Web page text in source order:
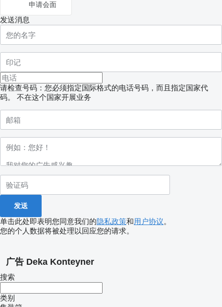
申请会面
发送消息
请检查号码：您必须指定国际格式的电话号码，而且指定国家代
码。
不在这个国家开展业务
单击此处即表明您同意我们的隐私政策和用户协议。
您的个人数据将被处理以回应您的请求。
广告 Deka Konteyner
搜索
类别